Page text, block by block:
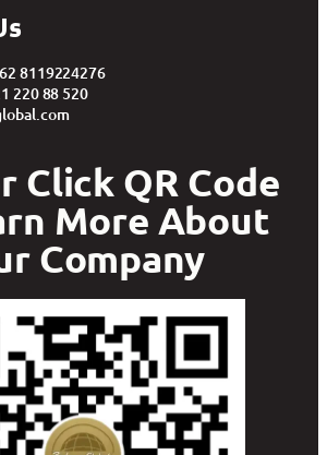
8119224276
220 88 520
Click QR Code
More About
Company